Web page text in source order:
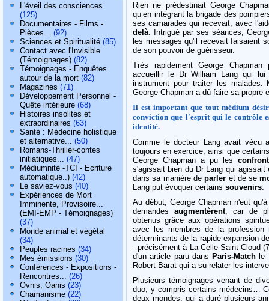
L'éveil des consciences
(125)
Documentaires - Films -
Pièces... (92)
Sciences et Spiritualité (85)
Contact avec l'Invisible
(Témoignages) (82)
Témoignages - Enquêtes
autour de la mort (82)
Magazines (71)
Développement Personnel -
Quête intérieure (68)
Histoires insolites et
extraordinaires (63)
Santé : Médecine holistique
et alternative... (50)
Romans-Thriller-contes
initiatiques... (47)
Médiumnité -TCI - Ecriture
automatique..) (42)
Le saviez-vous (40)
Expériences de Mort
Imminente, Provisoire...
(EMI-EMP - Témoignages)
(37)
Monde animal et végétal
(34)
Peuples racines (34)
Mes émissions (30)
Conférences - Expositions -
Rencontres... (26)
Ovnis, Oanis (23)
Chamanisme (22)
Rien ne prédestinait George
qu’en intégrant la brigade des
ses camarades qui recevait, avec
delà. Intrigué par ses séances,
les messages qu'il recevait faisaient
de son pouvoir de guérisseur.
Très rapidement George
accueillir le Dr William Lang qui lui
instrument pour traiter les
George Chapman a dû faire sa propre
Il est important que tout médium
conviction que l'esprit qui le contrôle
identité.
Comme le docteur Lang avait vécu
toujours en exercice, ainsi que
George Chapman a pu les
s'agissait bien du Dr Lang qui
dans sa manière deparler et de se
Lang put évoquer certains souvenirs.
Au début, George Chapman n'eut
demandes augmentèrent, car de
obtenus grâce aux opérations
avec les membres de la profession
déterminants de la rapide expansion
- précisément à La Celle-Saint-Cloud
d'un article paru dans Paris-Match le
Robert Barat qui a su relater les
Plusieurs témoignages venant de
duo, y compris certains médecins…
deux mondes, qui a duré plusieurs